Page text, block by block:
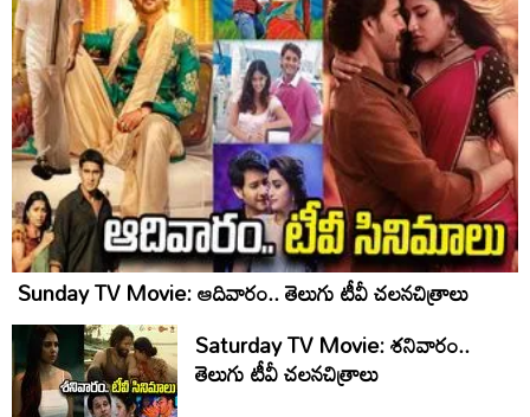
Sunday TV Movie: ఆదివారం.. తెలుగు టీవీ చ‌ల‌న‌చిత్రాలు
Saturday TV Movie: శ‌నివారం..
తెలుగు టీవీ చ‌ల‌న‌చిత్రాలు